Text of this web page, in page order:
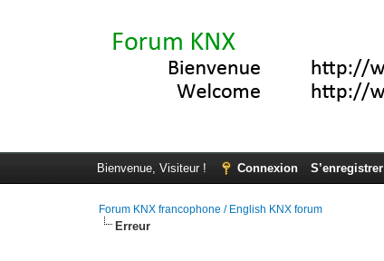
Bienvenue, Visiteur ! Connexion S’enregistrer
Forum KNX francophone / English KNX forum
Erreur